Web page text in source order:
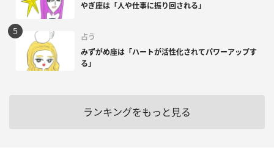
やぎ座は「人や仕事に振り回される」
占う
みずがめ座は「ハートが活性化されてパワーアップす
る」
ランキングをもっと見る